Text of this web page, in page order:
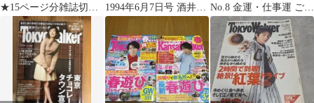
★15ページ分雑誌切り
抜き★表紙女性誌美的
東京ウォーカー
1994年6月7日号 酒井法
子
No.8 金運・仕事運 ご利
益東京41カ所